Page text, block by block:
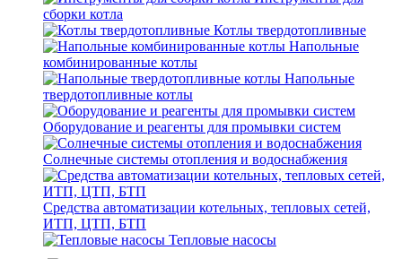
сборки котла
Котлы твердотопливные
Напольные
комбинированные котлы
Напольные
твердотопливные котлы
Оборудование и реагенты для промывки систем
Солнечные системы отопления и водоснабжения
Средства автоматизации котельных, тепловых сетей,
ИТП, ЦТП, БТП
Тепловые насосы